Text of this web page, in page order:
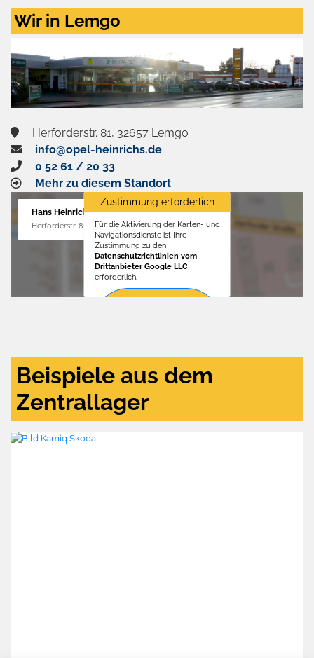
Zustimmen
aktivieren
Wir in Lemgo
Herforderstr. 81, 32657 Lemgo
info@opel-heinrichs.de
0 52 61 / 20 33
Mehr zu diesem Standort
Hans Heinrichs GmbH
Herforderstr. 81, 32657 Lemgo
Zustimmung erforderlich
Für die Aktivierung der Karten- und
Navigationsdienste ist Ihre
Zustimmung zu den
Datenschutzrichtlinien vom
Drittanbieter Google LLC
erforderlich.
Beispiele aus dem
Zentrallager